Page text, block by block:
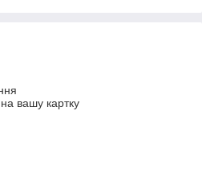
вашу картку